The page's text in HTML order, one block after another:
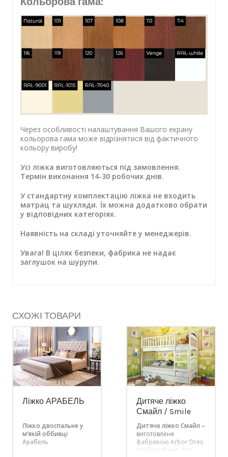
Через особливості налаштування Вашого екрану
кольорова гама може відрізнятися від фактичного
кольору виробу!
Усі ліжка виготовляються під замовлення.
Термін виконання 14-30 робочих днів.
У стандартну комплектацію ліжка не входить
матрац та шухляди. Їх можна додатково обрати
у відповідних категоріях.
Наявність на складі уточняйте у менеджерів.
Увага! В цілях безпеки, фабрика не надає
заглушок на шурупи.
СХОЖІ ТОВАРИ
Ліжко АРАБЕЛЬ
Ліжко двоспальне у
м’якій оббивці
Арабель
Дитяче ліжко
Смайл / Smile
Дитяче ліжко Смайл –
виготовлене
фабрикою Arbor Drev
(Арбор Древ). Для